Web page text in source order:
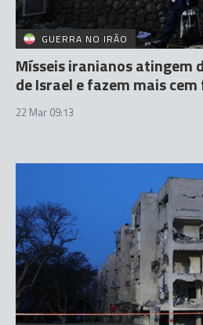
GUERRA NO IRÃO
Mísseis iranianos atingem
de Israel e fazem mais
22 Mar 09:13